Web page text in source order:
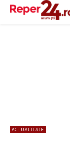
ACTUALITATE